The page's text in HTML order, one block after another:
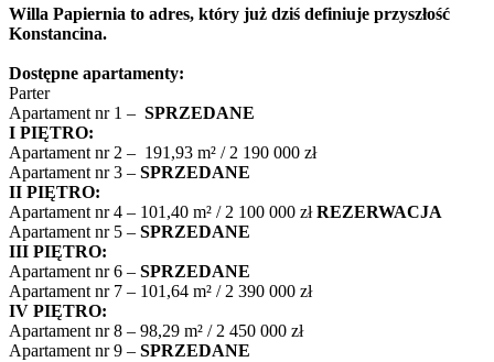
Willa Papiernia to adres, który już dziś definiuje przyszłość
Konstancina.
Dostępne apartamenty:
Parter
Apartament nr 1 – SPRZEDANE
I PIĘTRO:
Apartament nr 2 – 191,93 m² / 2 190 000 zł
Apartament nr 3 – SPRZEDANE
II PIĘTRO:
Apartament nr 4 – 101,40 m² / 2 100 000 złREZERWACJA
Apartament nr 5 – SPRZEDANE
III PIĘTRO:
Apartament nr 6 – SPRZEDANE
Apartament nr 7 – 101,64 m² / 2 390 000 zł
IV PIĘTRO:
Apartament nr 8 – 98,29 m² / 2 450 000 zł
Apartament nr 9 – SPRZEDANE